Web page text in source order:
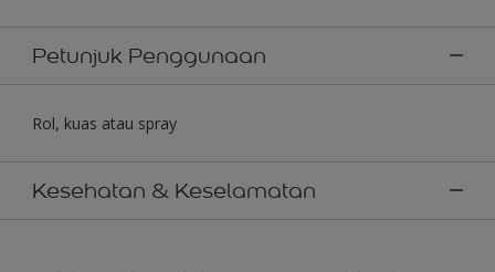
Petunjuk Penggunaan
Rol, kuas atau spray
Kesehatan & Keselamatan